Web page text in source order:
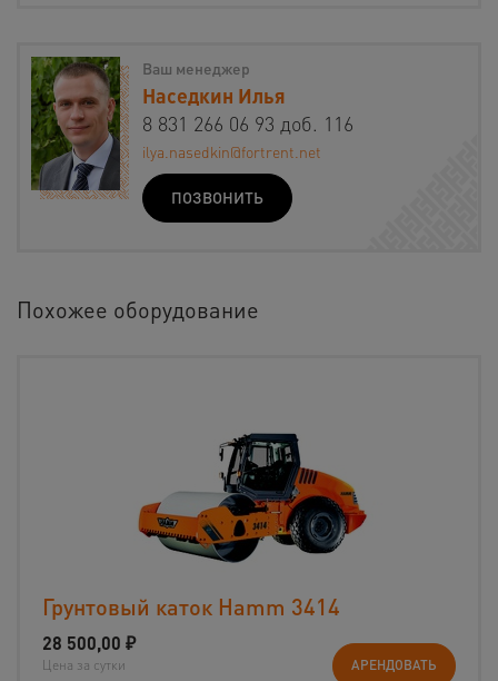
Ваш менеджер
Наседкин Илья
8 831 266 06 93 доб. 116
ilya.nasedkin@fortrent.net
ПОЗВОНИТЬ
Похожее оборудование
Грунтовый каток Hamm 3414
28 500,00 ₽
Цена за сутки АРЕНДОВАТЬ